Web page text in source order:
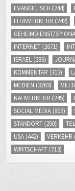
EVANGELISCH (244)
FERNVERKEHR (242)
GEHEIMDIENST/
INTERNET (2671)
ISRAEL (286)
KOMMENTAR (313)
MEDIEN (3203)
NAHVERKEHR (245)
SOCIAL MEDIA (809)
STANDORT (250)
USA (442) VERKEHR
WIRTSCHAFT (713)